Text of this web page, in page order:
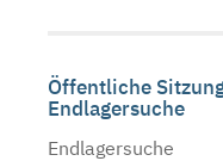
Öffentliche
Endlagersuche
Endlagersuche